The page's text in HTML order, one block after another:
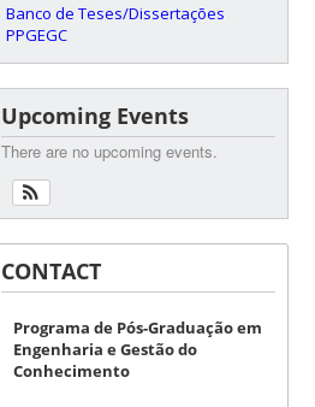
Banco de Teses/Dissertações
PPGEGC
Upcoming Events
There are no upcoming events.
CONTACT
Programa de Pós-Graduação em
Engenharia e Gestão do
Conhecimento